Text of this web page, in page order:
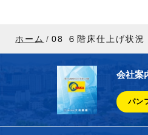
ホーム 08 ６階床仕上げ状況
会社案
パン